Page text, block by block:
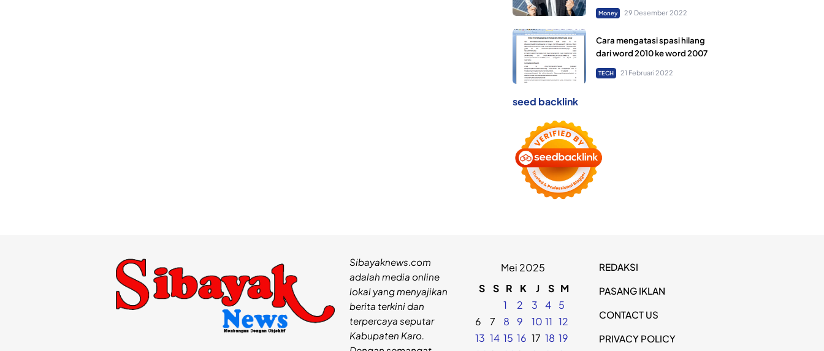
Money 29 Desember 2022
Cara mengatasi spasi hilang
dari word 2010 ke word 2007
TECH 21 Februari 2022
seed backlink
Sibayaknews.com
adalah media online
lokal yang menyajikan
berita terkini dan
terpercaya seputar
Kabupaten Karo.
Mei 2025
S
S R K J S M
1
2 3 4
5
6
7 8 9 10 11 12
13 14 15 16 17 18 19
REDAKSI
PASANG IKLAN
CONTACT US
PRIVACY POLICY